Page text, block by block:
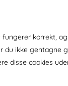
korrekt,
du ikke
disse cookies